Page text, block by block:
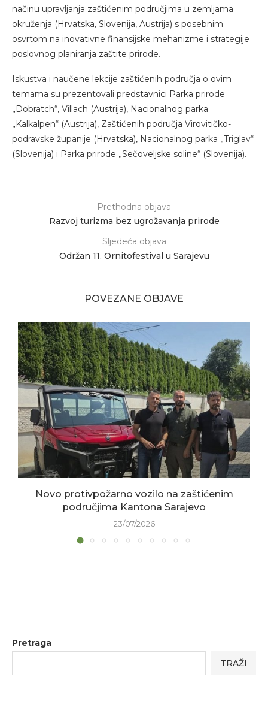
načinu upravljanja zaštićenim područjima u zemljama
okruženja (Hrvatska, Slovenija, Austrija) s posebnim
osvrtom na inovativne finansijske mehanizme i strategije
poslovnog planiranja zaštite prirode.
Iskustva i naučene lekcije zaštićenih područja o ovim
temama su prezentovali predstavnici Parka prirode
„Dobratch“, Villach (Austrija), Nacionalnog parka
„Kalkalpen“ (Austrija), Zaštićenih područja Virovitičko-
podravske županije (Hrvatska), Nacionalnog parka „Triglav“
(Slovenija) i Parka prirode „Sečoveljske soline“ (Slovenija).
Prethodna objava
Razvoj turizma bez ugrožavanja prirode
Sljedeća objava
Održan 11. Ornitofestival u Sarajevu
POVEZANE OBJAVE
Novo protivpožarno vozilo na zaštićenim
područjima Kantona Sarajevo
23/07/2026
Pretraga
TRAŽI